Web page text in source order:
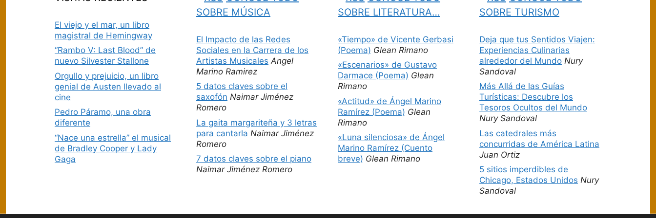
El viejo y el mar, un libro
magistral de Hemingway
“Rambo V: Last Blood” de
nuevo Silvester Stallone
Orgullo y prejuicio, un libro
genial de Austen llevado al
cine
Pedro Páramo, una obra
diferente
“Nace una estrella” el musical
de Bradley Cooper y Lady
Gaga
SOBRE MÚSICA
El Impacto de las Redes
Sociales en la Carrera de los
Artistas Musicales Angel
Marino Ramirez
5 datos claves sobre el
saxofón Naimar Jiménez
Romero
La gaita margariteña y 3 letras
para cantarla Naimar Jiménez
Romero
7 datos claves sobre el piano
Naimar Jiménez Romero
SOBRE LITERATURA…
«Tiempo» de Vicente Gerbasi
(Poema) Glean Rimano
«Escenarios» de Gustavo
Darmace (Poema) Glean
Rimano
«Actitud» de Ángel Marino
Ramírez (Poema) Glean
Rimano
«Luna silenciosa» de Ángel
Marino Ramírez (Cuento
breve) Glean Rimano
SOBRE TURISMO
Deja que tus Sentidos Viajen:
Experiencias Culinarias
alrededor del Mundo Nury
Sandoval
Más Allá de las Guías
Turísticas: Descubre los
Tesoros Ocultos del Mundo
Nury Sandoval
Las catedrales más
concurridas de América Latina
Juan Ortiz
5 sitios imperdibles de
Chicago, Estados Unidos Nury
Sandoval